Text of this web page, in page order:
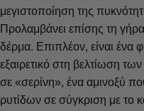
μεγιστοποίηση της
Προλαμβάνει επίσης τη
δέρμα. Επιπλέον, είναι ένα
εξαιρετικό στη βελτίωση
σε «σερίνη», ένα αμινοξύ
ρυτίδων σε σύγκριση με το